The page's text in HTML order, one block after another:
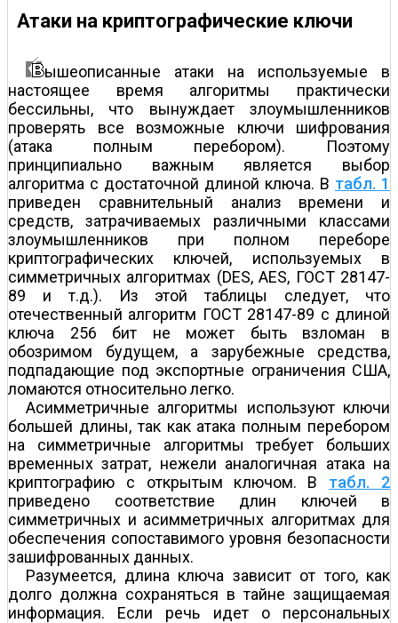
Атаки на криптографические ключи
ышеописанные атаки на используемые в
настоящее время алгоритмы практически
бессильны, что вынуждает злоумышленников
проверять все возможные ключи шифрования
(атака полным перебором). Поэтому
принципиально важным является выбор
алгоритма с достаточной длиной ключа. В табл. 1
приведен сравнительный анализ времени и
средств, затрачиваемых различными классами
злоумышленников при полном переборе
криптографических ключей, используемых в
симметричных алгоритмах (DES, AES, ГОСТ 28147-
89 и т.д.). Из этой таблицы следует, что
отечественный алгоритм ГОСТ 28147-89 с длиной
ключа 256 бит не может быть взломан в
обозримом будущем, а зарубежные средства,
подпадающие под экспортные ограничения США,
ломаются относительно легко.
Асимметричные алгоритмы используют ключи
большей длины, так как атака полным перебором
на симметричные алгоритмы требует больших
временных затрат, нежели аналогичная атака на
криптографию с открытым ключом. В табл. 2
приведено соответствие длин ключей в
симметричных и асимметричных алгоритмах для
обеспечения сопоставимого уровня безопасности
зашифрованных данных.
Разумеется, длина ключа зависит от того, как
долго должна сохраняться в тайне защищаемая
информация. Если речь идет о персональных